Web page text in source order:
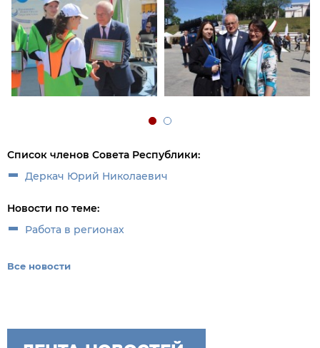
Список членов Совета Республики:
Деркач Юрий Николаевич
Новости по теме:
Работа в регионах
Все новости